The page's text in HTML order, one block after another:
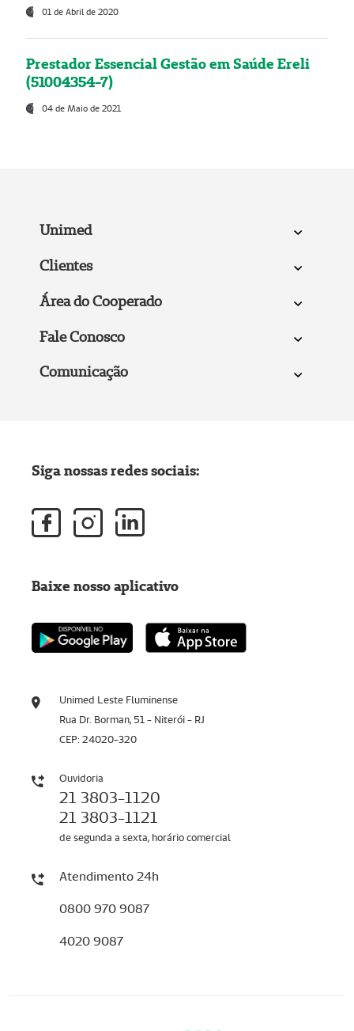
01 de Abril de 2020
Prestador Essencial Gestão em Saúde Ereli
(51004354-7)
04 de Maio de 2021
Unimed
Clientes
Área do Cooperado
Fale Conosco
Comunicação
Unimed Leste Fluminense
Rua Dr. Borman, 51 - Niterói - RJ
CEP: 24020-320
Ouvidoria
21 3803-1120
21 3803-1121
de segunda a sexta, horário comercial
Atendimento 24h
0800 970 9087
4020 9087
Siga nossas redes sociais:
Baixe nosso aplicativo